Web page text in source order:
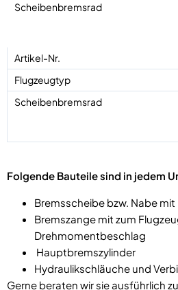
Folgende Bauteile sind in jedem
Bremsscheibe bzw. Nabe
Bremszange mit zum
Drehmomentbeschlag
Hauptbremszylinder
Hydraulikschläuche und
Gerne beraten wir sie ausführlich